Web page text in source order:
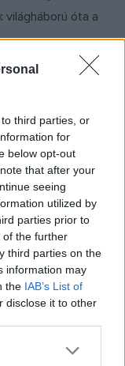
third parties, or
for
below opt-out
that after your
seeing
utilized by
parties prior to
of the further
third parties on the
information may
the IAB’s List of
disclose it to other
or more Google
világháború óta a
évi
Galactic nevű
majd az
költő
1825–1829-ben